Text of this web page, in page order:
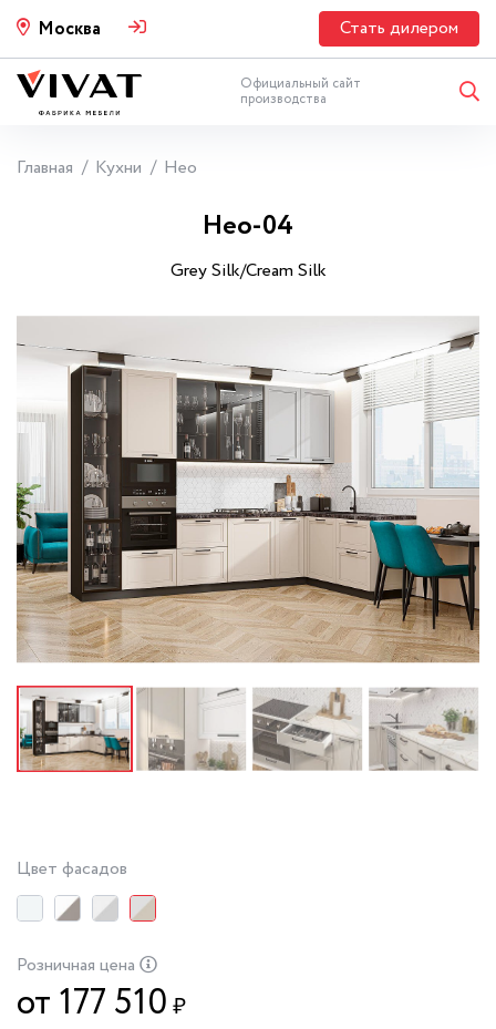
Москва Стать дилером
Официальный сайт
производства
Главная Кухни Нео
Нео-04
Grey Silk/Cream Silk
Цвет фасадов
Розничная цена
от 177 510 ₽